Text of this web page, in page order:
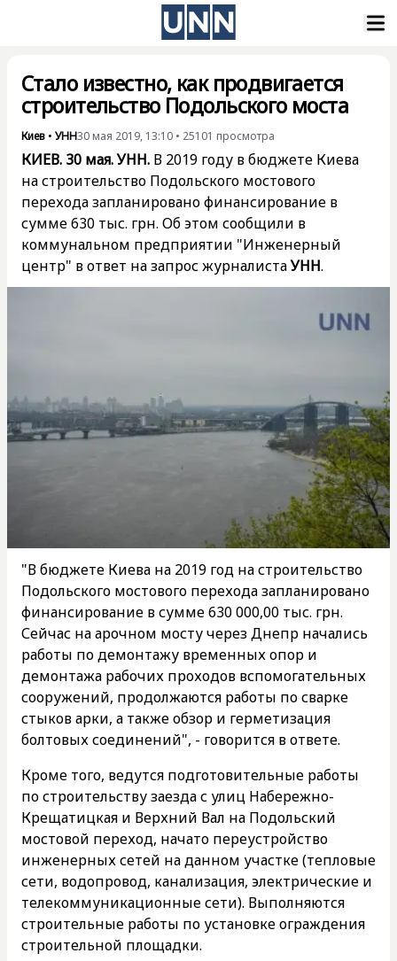
Стало известно, как продвигается
строительство Подольского моста
Киев • УНН30 мая 2019, 13:10 • 25101 просмотра
КИЕВ. 30 мая. УНН. В 2019 году в бюджете Киева
на строительство Подольского мостового
перехода запланировано финансирование в
сумме 630 тыс. грн. Об этом сообщили в
коммунальном предприятии "Инженерный
центр" в ответ на запрос журналистаУНН.
"В бюджете Киева на 2019 год на строительство
Подольского мостового перехода запланировано
финансирование в сумме 630 000,00 тыс. грн.
Сейчас на арочном мосту через Днепр начались
работы по демонтажу временных опор и
демонтажа рабочих проходов вспомогательных
сооружений, продолжаются работы по сварке
стыков арки, а также обзор и герметизация
болтовых соединений", - говорится в ответе.
Кроме того, ведутся подготовительные работы
по строительству заезда с улиц Набережно-
Крещатицкая и Верхний Вал на Подольский
мостовой переход, начато переустройство
инженерных сетей на данном участке (тепловые
сети, водопровод, канализация, электрические и
телекоммуникационные сети). Выполняются
строительные работы по установке ограждения
строительной площадки.